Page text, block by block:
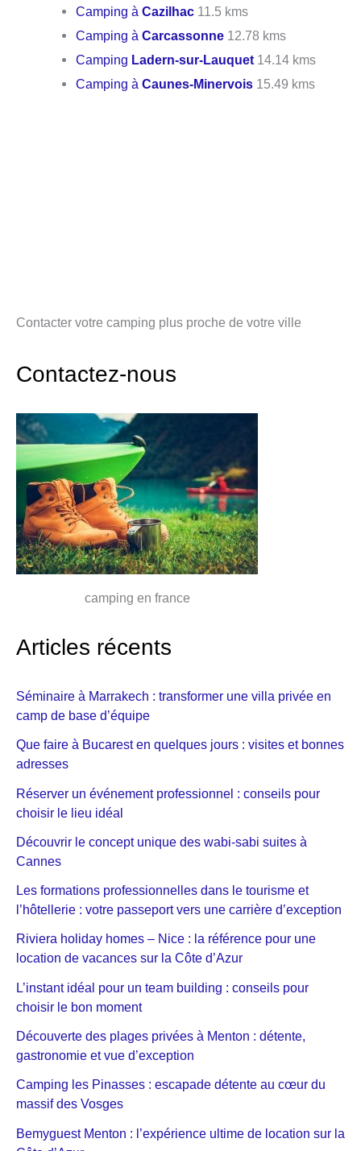
Camping àCazilhac 11.5 kms
Camping àCarcassonne 12.78 kms
Camping Ladern-sur-Lauquet 14.14 kms
Camping àCaunes-Minervois 15.49 kms
Contacter votre camping plus proche de votre ville
Contactez-nous
camping en france
Articles récents
Séminaire à Marrakech : transformer une villa privée en
camp de base d’équipe
Que faire à Bucarest en quelques jours : visites et bonnes
adresses
Réserver un événement professionnel : conseils pour
choisir le lieu idéal
Découvrir le concept unique des wabi-sabi suites à
Cannes
Les formations professionnelles dans le tourisme et
l’hôtellerie : votre passeport vers une carrière d’exception
Riviera holiday homes – Nice : la référence pour une
location de vacances sur la Côte d’Azur
L’instant idéal pour un team building : conseils pour
choisir le bon moment
Découverte des plages privées à Menton : détente,
gastronomie et vue d’exception
Camping les Pinasses : escapade détente au cœur du
massif des Vosges
Bemyguest Menton : l’expérience ultime de location sur la